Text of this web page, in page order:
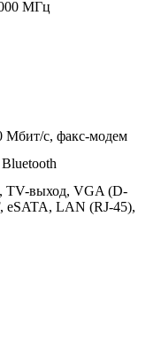
МГц
Мбит/c, факс-модем
TV-выход, VGA (D-
eSATA, LAN (RJ-45),